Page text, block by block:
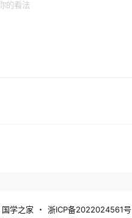
国学之家 ・ 浙ICP备2022024561号